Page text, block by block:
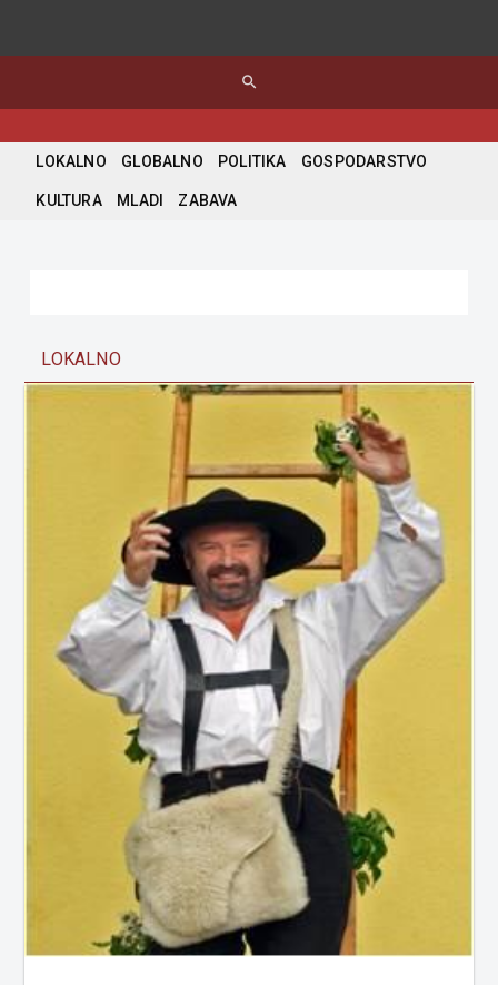
search
LOKALNO GLOBALNO POLITIKA GOSPODARSTVO
KULTURA MLADI ZABAVA
LOKALNO